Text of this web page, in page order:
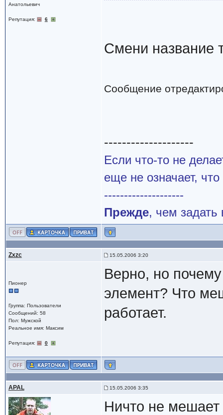
Анатольевич
Репутация: 6
Смени название
Сообщение
--------------------
Если что-то не
еще не означает,
--------------------
Прежде, чем задать
Zxzc 15.05.2006 3:20
Пионер
Группа: Пользователи
Сообщений: 58
Пол: Мужской
Реальное имя: Максим
Репутация: 0
Верно, но
элемент? Что
работает.
APAL 15.05.2006 3:35
Ничто не